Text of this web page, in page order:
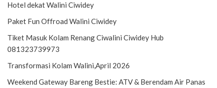
Hotel dekat Walini Ciwidey
Paket Fun Offroad Walini Ciwidey
Tiket Masuk Kolam Renang Ciwalini Ciwidey Hub
081323739973
Transformasi Kolam Walini,April 2026
Weekend Gateway Bareng Bestie: ATV & Berendam Air Panas